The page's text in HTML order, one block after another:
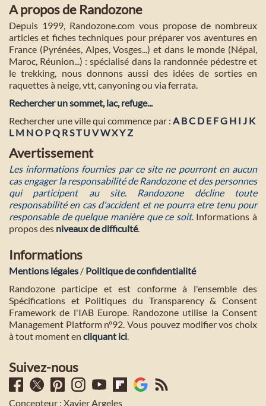
A propos de Randozone
Depuis 1999, Randozone.com vous propose de nombreux
articles et fiches techniques pour préparer vos aventures en
France (Pyrénées, Alpes, Vosges...) et dans le monde (Népal,
Maroc, Réunion...) : spécialisé dans la randonnée pédestre et
le trekking, nous donnons aussi des idées de sorties en
raquettes à neige, vtt, canyoning ou via ferrata.
Rechercher un sommet, lac, refuge...
Rechercher une ville qui commence par : A BC D E FG H I J K
L M NO PQ RST U VWXYZ
Avertissement
Les informations fournies par ce site ne pourront en aucun
cas engager la responsabilité de Randozone et des personnes
qui participent au site. Randozone décline toute
responsabilité en cas d'accident et ne pourra etre tenu pour
responsable de quelque manière que ce soit. Informations à
propos des niveaux de difficulté.
Informations
Mentions légales / Politique de confidentialité
Randozone participe et est conforme à l'ensemble des
Spécifications et Politiques du Transparency & Consent
Framework de l'IAB Europe. Randozone utilise la Consent
Management Platform n°92. Vous pouvez modifier vos choix
à tout moment en cliquant ici.
Suivez-nous
Concepteur : Xavier Argeles